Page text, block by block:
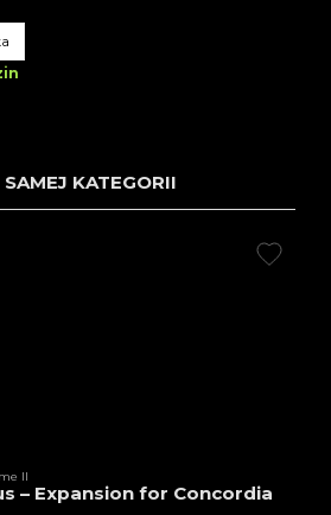
KATEGORII
II
– Expansion for Concordia